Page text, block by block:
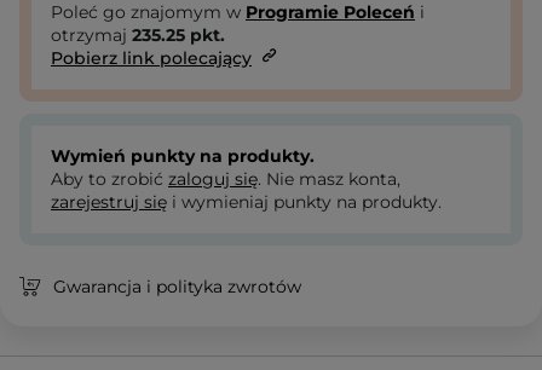
Poleć go znajomym w Programie Poleceń i
otrzymaj 235.25 pkt.
Pobierz link polecający
Wymień punkty na produkty.
Aby to zrobić zaloguj się. Nie masz konta,
zarejestruj się i wymieniaj punkty na produkty.
Gwarancja i polityka zwrotów